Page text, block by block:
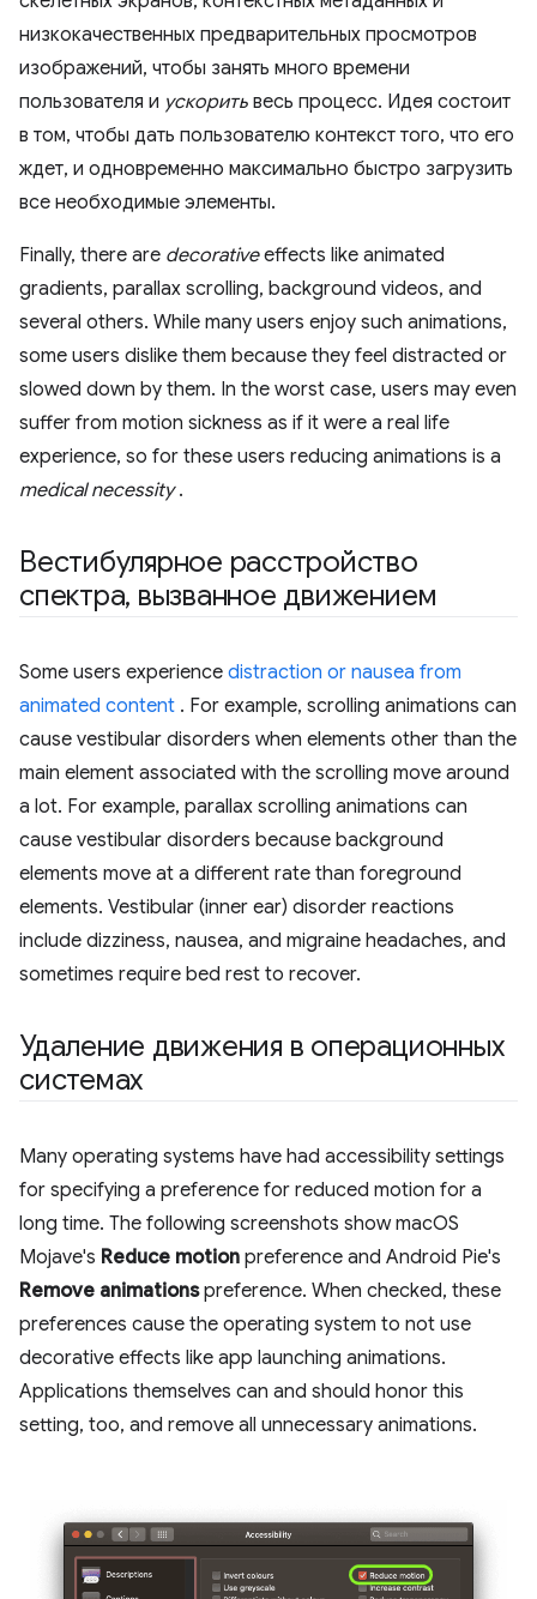
низкокачественных предварительных просмотров
изображений, чтобы занять много времени
пользователя и ускорить весь процесс. Идея состоит
в том, чтобы дать пользователю контекст того, что его
ждет, и одновременно максимально быстро загрузить
все необходимые элементы.
Finally, there are decorativeeffects like animated
gradients, parallax scrolling, background videos, and
several others. While many users enjoy such animations,
some users dislike them because they feel distracted or
slowed down by them. In the worst case, users may even
suffer from motion sickness as if it were a real life
experience, so for these users reducing animations is a
medical necessity.
Вестибулярное расстройство
спектра, вызванное движением
Some users experience distraction or nausea from
animated content . For example, scrolling animations can
cause vestibular disorders when elements other than the
main element associated with the scrolling move around
a lot. For example, parallax scrolling animations can
cause vestibular disorders because background
elements move at a different rate than foreground
elements. Vestibular (inner ear) disorder reactions
include dizziness, nausea, and migraine headaches, and
sometimes require bed rest to recover.
Удаление движения в операционных
системах
Many operating systems have had accessibility settings
for specifying a preference for reduced motion for a
long time. The following screenshots show macOS
Mojave's Reduce motion preference and Android Pie's
Remove animationspreference. When checked, these
preferences cause the operating system to not use
decorative effects like app launching animations.
Applications themselves can and should honor this
setting, too, and remove all unnecessary animations.